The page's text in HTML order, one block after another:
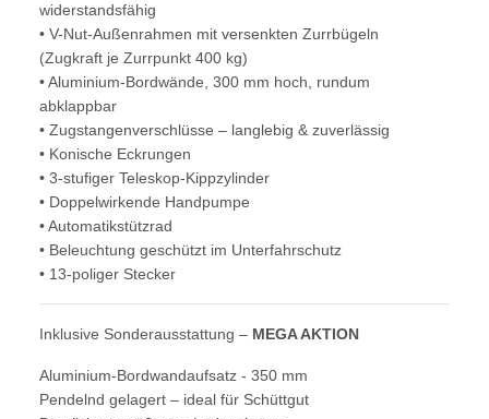
widerstandsfähig
• V-Nut-Außenrahmen mit versenkten Zurrbügeln
(Zugkraft je Zurrpunkt 400 kg)
• Aluminium-Bordwände, 300 mm hoch, rundum
abklappbar
• Zugstangenverschlüsse – langlebig & zuverlässig
• Konische Eckrungen
• 3-stufiger Teleskop-Kippzylinder
• Doppelwirkende Handpumpe
• Automatikstützrad
• Beleuchtung geschützt im Unterfahrschutz
• 13-poliger Stecker
Inklusive Sonderausstattung – MEGA AKTION
Aluminium-Bordwandaufsatz - 350 mm
Pendelnd gelagert – ideal für Schüttgut